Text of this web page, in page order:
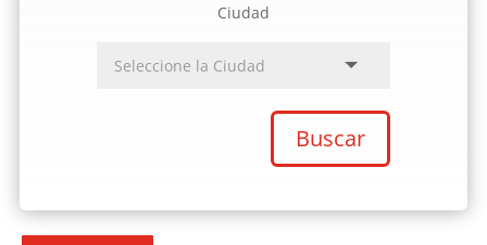
Ciudad
Buscar